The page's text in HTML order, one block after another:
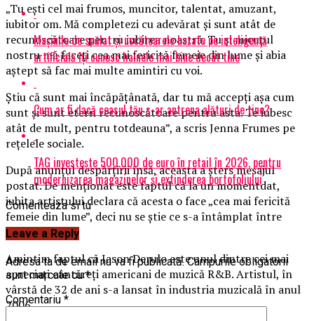
„Tu ești cel mai frumos, muncitor, talentat, amuzant,
iubitor om. Mă completezi cu adevărat și sunt atât de
recunoscătoare pentru iubirea noastră. Tu și micuțul
nostru mă faceți cea mai fericită femeie din lume și abia
aștept să fac mai multe amintiri cu voi.
Știu că sunt mai încăpățânată, dar tu mă accepți așa cum
sunt și sunt etern recunoscătoare pentru asta. Te iubesc
atât de mult, pentru totdeauna”, a scris Jenna Frumes pe
rețelele sociale.
După anunțul despărțirii însă, aceasta a șters mesajul
postat. De menționat este faptul că la un momentdat,
iubita artistului declara că acesta o face „cea mai fericită
femeie din lume”, deci nu se știe ce s-a întâmplat între
timp.
Amintim faptul că Jason Derulo este unul dintre cei mai
apreciați cântăreți americani de muzică R&B. Artistul, în
vârstă de 32 de ani s-a lansat în industria muzicală în anul
2006.
Mașinile de spălat și uscătoarele bazate pe inteligență
artificială îți cunosc hainele mai bine decât tine
Cum ar fi dacă ceasul tău s-ar antrena alături de tine?
TAG investește 500.000 de euro în retail în 2026, pentru
modernizarea magazinelor și extinderea portofoliului
Comenteaza si tu
Leave a Reply
Adresa ta de email nu va fi publicată. Câmpurile obligatorii
sunt marcate cu*
Comentariu *